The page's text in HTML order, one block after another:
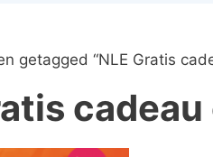
getagged “NLE Gratis